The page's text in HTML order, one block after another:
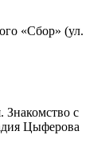
«Сбор» (ул.
Знакомство с
Цыферова